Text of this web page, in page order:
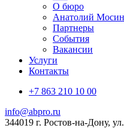
О бюро
Анатолий Мосин
Партнеры
События
Вакансии
Услуги
Контакты
+7 863 210 10 00
info@abpro.ru
344019 г. Ростов-на-Дону,